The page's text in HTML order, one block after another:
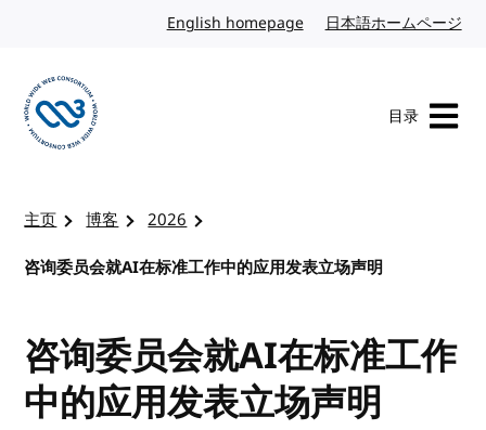
English homepage英文日本語ホームページ
目录
主页 博客
2026
咨询委员会就AI在标准工作中的应用发表立场声明
咨询委员会就AI在标准工作
中的应用发表立场声明